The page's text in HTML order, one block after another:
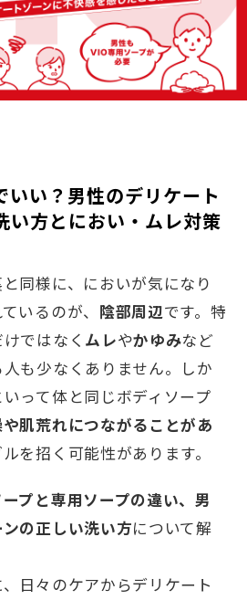
いい？男性のデリケート
い方とにおい・ムレ対策
同様に、においが気になり
いるのが、 陰部周辺です。特
けではなく ムレやかゆみなど
も少なくありません。しか
って体と同じボディソープ
肌荒れにつながることがあ
を招く可能性があります。
プと専用ソープの違い、男
の正しい洗い方について解
日々のケアからデリケート